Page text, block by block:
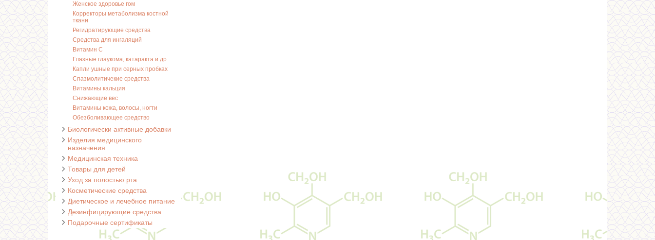
Женское здоровье гом
Корректоры метаболизма костной
ткани
Регидратирующие средства
Средства для ингаляций
Витамин С
Глазные глаукома, катаракта и др
Капли ушные при серных пробках
Спазмолитичекие средства
Витамины кальция
Снижающие вес
Витамины кожа, волосы, ногти
Обезболивающее средство
Биологически активные добавки
Изделия медицинского
назначения
Медицинская техника
Товары для детей
Уход за полостью рта
Косметические средства
Диетическое и лечебное питание
Дезинфицирующие средства
Подарочные сертификаты